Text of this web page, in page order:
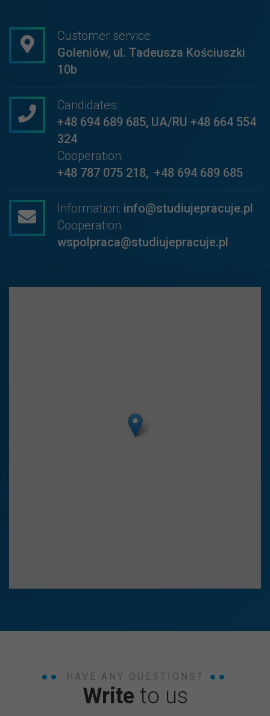
Customer service
Goleniów, ul. Tadeusza Kościuszki
10b
Candidates:
+48 694 689 685, UA/RU +48 664 554
324
Cooperation:
+48 787 075 218, +48 694 689 685
Information: info@studiujepracuje.pl
Cooperation:
wspolpraca@studiujepracuje.pl
HAVE ANY QUESTIONS?
Write to us